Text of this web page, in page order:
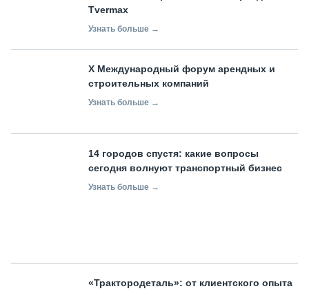
Tvermax
Узнать больше →
X Международный форум арендных и
строительных компаний
Узнать больше →
14 городов спустя: какие вопросы
сегодня волнуют транспортный бизнес
Узнать больше →
«Трактородеталь»: от клиентского опыта